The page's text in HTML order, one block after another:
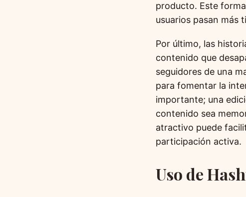
producto. Este
usuarios pasan más
Por último, las
contenido que
seguidores de una
para fomentar la
importante; una
contenido sea
atractivo puede
participación activa.
Uso de